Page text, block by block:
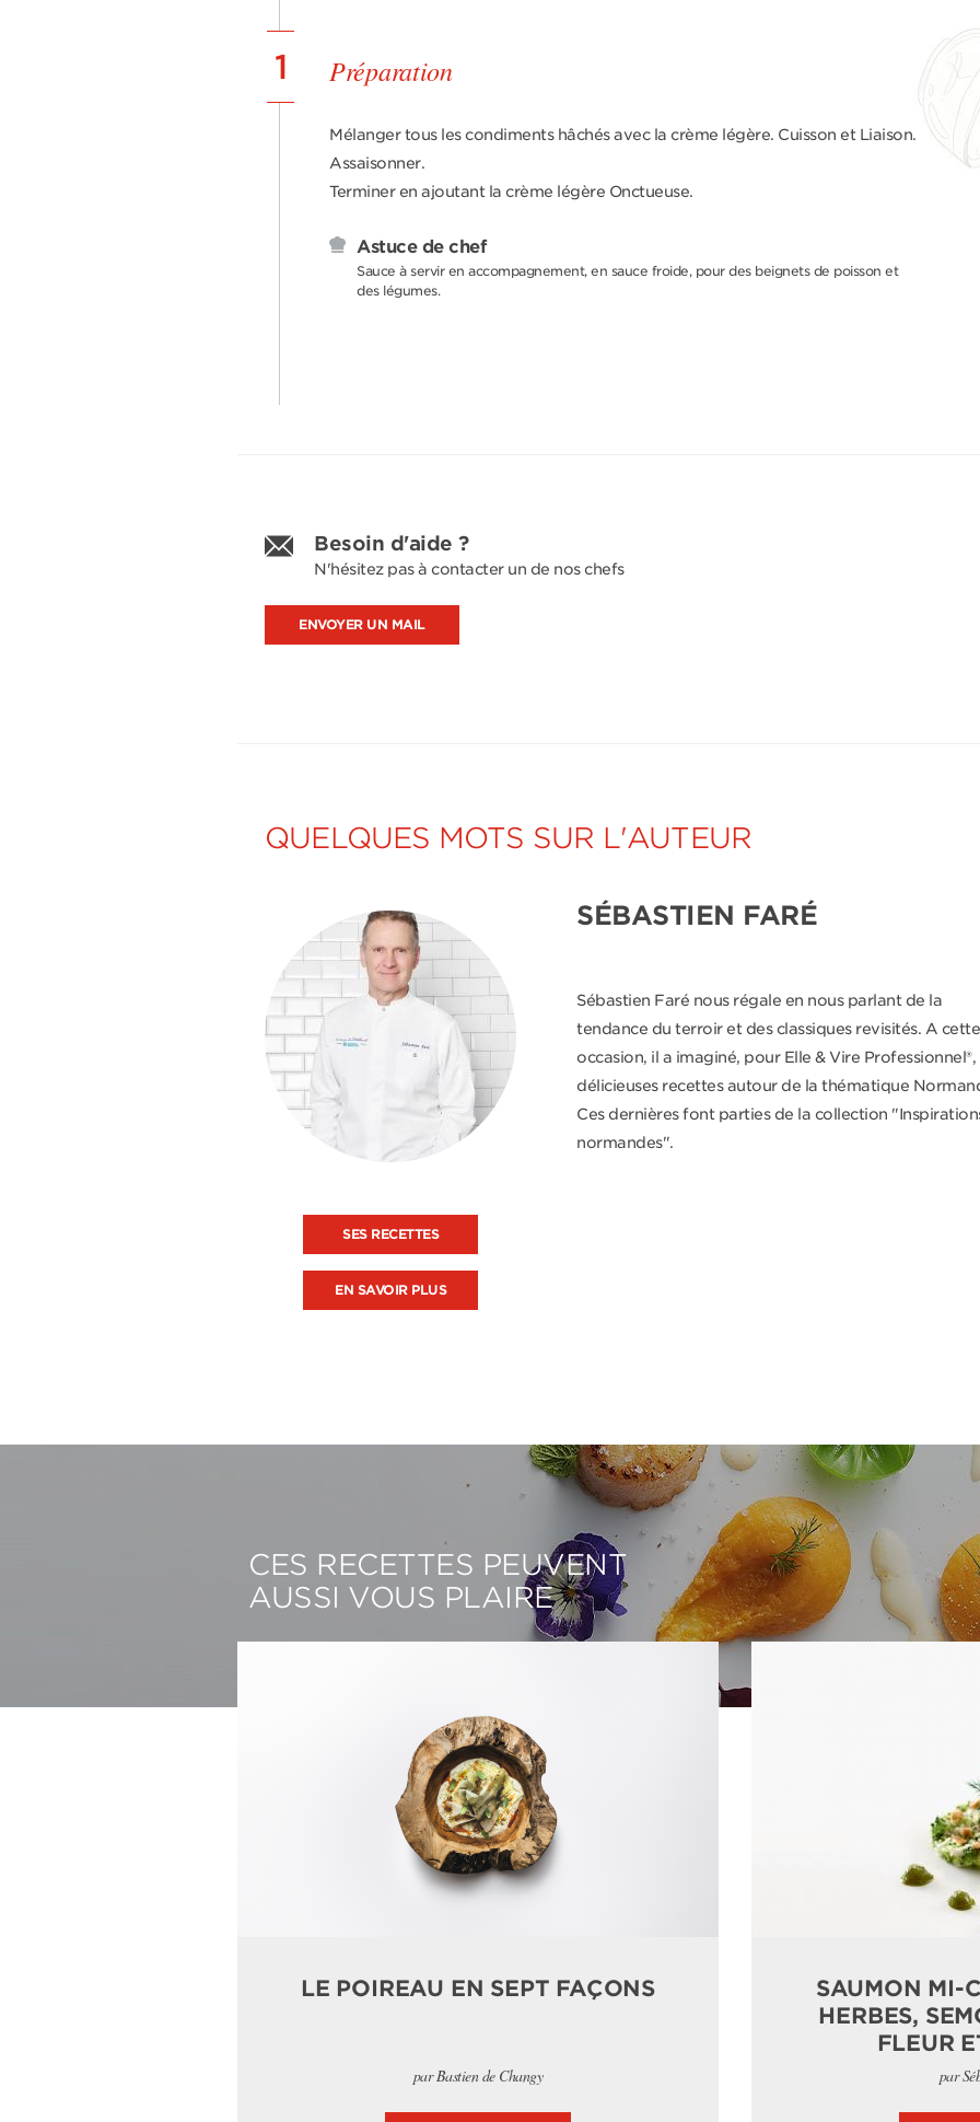
1 Préparation
Mélanger tous les condiments hâchés avec la crème légère. Cuisson et Liaison.
Assaisonner.
Terminer en ajoutant la crème légère Onctueuse.
Astuce de chef
Sauce à servir en accompagnement, en sauce froide, pour des beignets de poisson et
des légumes.
Besoin d'aide ?
N'hésitez pas à contacter un de nos chefs
ENVOYER UN MAIL
QUELQUES MOTS SUR L'AUTEUR
SÉBASTIEN FARÉ
Sébastien Faré nous régale en nous parlant de la
tendance du terroir et des classiques revisités. A cette
occasion, il a imaginé, pour Elle & Vire Professionnel®,
délicieuses recettes autour de la thématique
Ces dernières font parties de la collection
normandes".
SES RECETTES
EN SAVOIR PLUS
CES RECETTES PEUVENT
AUSSI VOUS PLAIRE
LE POIREAU EN SEPT FAÇONS
par Bastien de Changy
SAUMON MI-
HERBES,
FLEUR
par